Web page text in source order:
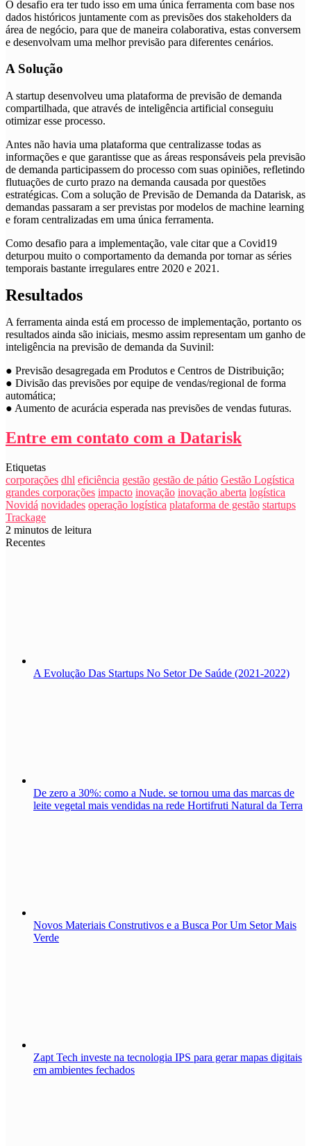
O desafio era ter tudo isso em uma única ferramenta com base nos
dados históricos juntamente com as previsões dos stakeholders da
área de negócio, para que de maneira colaborativa, estas conversem
e desenvolvam uma melhor previsão para diferentes cenários.
A Solução
A startup desenvolveu uma plataforma de previsão de demanda
compartilhada, que através de inteligência artificial conseguiu
otimizar esse processo.
Antes não havia uma plataforma que centralizasse todas as
informações e que garantisse que as áreas responsáveis pela previsão
de demanda participassem do processo com suas opiniões, refletindo
flutuações de curto prazo na demanda causada por questões
estratégicas. Com a solução de Previsão de Demanda da Datarisk, as
demandas passaram a ser previstas por modelos de machine learning
e foram centralizadas em uma única ferramenta.
Como desafio para a implementação, vale citar que a Covid19
deturpou muito o comportamento da demanda por tornar as séries
temporais bastante irregulares entre 2020 e 2021.
Resultados
A ferramenta ainda está em processo de implementação, portanto os
resultados ainda são iniciais, mesmo assim representam um ganho de
inteligência na previsão de demanda da Suvinil:
● Previsão desagregada em Produtos e Centros de Distribuição;
● Divisão das previsões por equipe de vendas/regional de forma
automática;
● Aumento de acurácia esperada nas previsões de vendas futuras.
Entre em contato com a Datarisk
Etiquetas
corporações dhl eficiência gestão gestão de pátio Gestão Logística
grandes corporações impacto inovação inovação aberta logística
Novidá novidades operação logística plataforma de gestão startups
Trackage
2 minutos de leitura
Recentes
A Evolução Das Startups No Setor De Saúde (2021-2022)
De zero a 30%: como a Nude. se tornou uma das marcas de
leite vegetal mais vendidas na rede Hortifruti Natural da Terra
Novos Materiais Construtivos e a Busca Por Um Setor Mais
Verde
Zapt Tech investe na tecnologia IPS para gerar mapas digitais
em ambientes fechados